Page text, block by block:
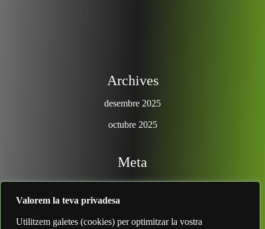
Valorem la teva privadesa
Utilitzem galetes (cookies) per optimitzar la vostra
Archives
desembre 2025
octubre 2025
Meta
Entra
Search